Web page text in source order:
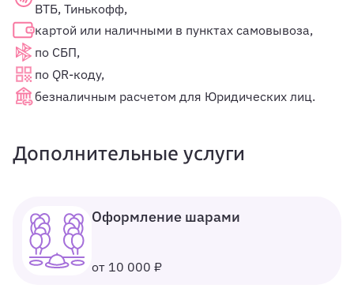
ВТБ, Тинькофф,
картой или наличными в пунктах самовывоза,
по СБП,
по QR-коду,
безналичным расчетом для Юридических лиц.
Дополнительные услуги
Оформление шарами
от 10 000 ₽